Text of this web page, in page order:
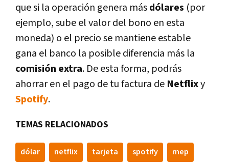
que si la operación genera másdólares (por
ejemplo, sube el valor del bono en esta
moneda) o el precio se mantiene estable
gana el banco la posible diferencia más la
comisión extra. De esta forma, podrás
ahorrar en el pago de tu factura de Netflixy
Spotify.
TEMAS RELACIONADOS
dólar netflix tarjeta spotify mep